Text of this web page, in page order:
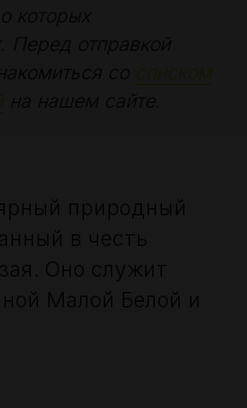
которых
Перед отправкой
со
на нашем сайте.
природный
в честь
Оно служит
Малой Белой и